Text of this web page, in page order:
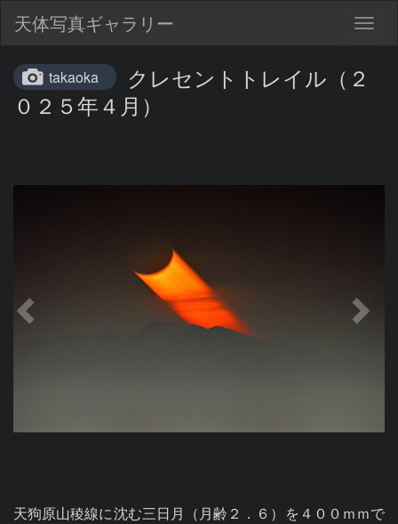
天体写真ギャラリー
takaoka
クレセントトレイル（２
０２５年４月）
天狗原山稜線に沈む三日月（月齢２．６）を４００ｍｍで